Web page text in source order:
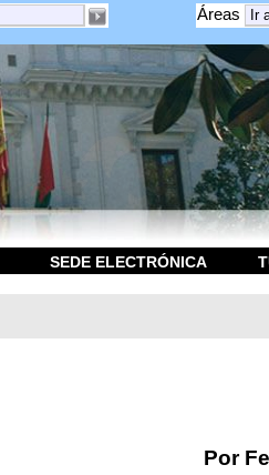
Áreas
SEDE ELECTRÓNICA
Por